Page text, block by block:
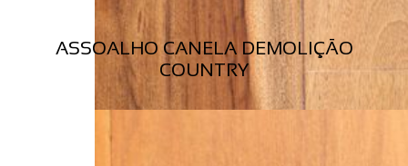
ASSOALHO CANELA DEMOLIÇÃO
COUNTRY